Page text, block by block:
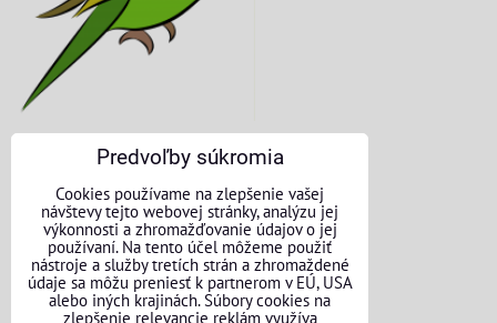
KONTAKTNÉ ÚDAJE
O nás
Kontakt
Požičovňa náradia
Predvoľby súkromia
Cookies používame na zlepšenie vašej
návštevy tejto webovej stránky, analýzu jej
výkonnosti a zhromažďovanie údajov o jej
používaní. Na tento účel môžeme použiť
nástroje a služby tretích strán a zhromaždené
údaje sa môžu preniesť k partnerom v EÚ, USA
alebo iných krajinách. Súbory cookies na
zlepšenie relevancie reklám využíva